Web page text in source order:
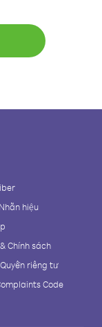
hiệu
Chính sách
riêng tư
Code